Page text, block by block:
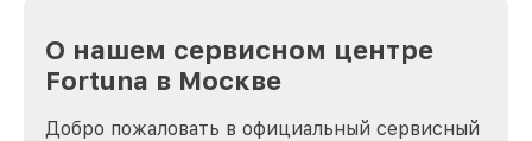
О нашем сервисном центре
Fortuna в Москве
Добро пожаловать в официальный сервисный